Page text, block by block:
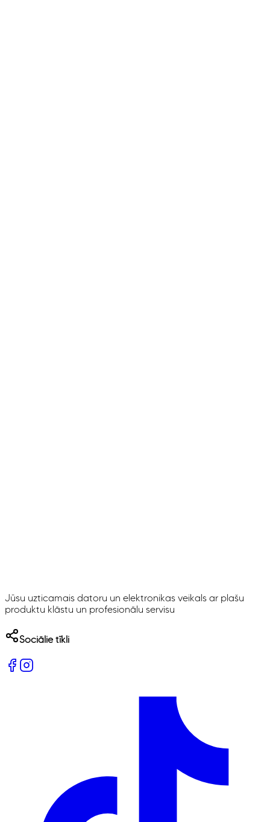
Jūsu uzticamais datoru un elektronikas veikals ar plašu
produktu klāstu un profesionālu servisu
Sociālie tīkli